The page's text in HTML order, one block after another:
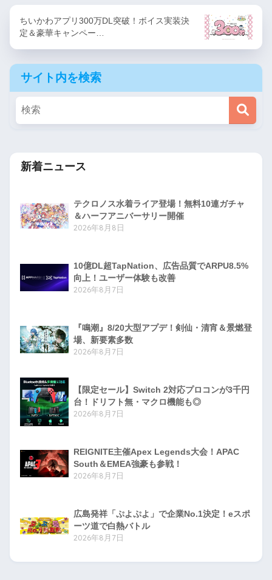
ちいかわアプリ300万DL突破！ボイス実装決
定＆豪華キャンペー…
サイト内を検索
新着ニュース
テクロノス水着ライア登場！無料10連ガチャ
＆ハーフアニバーサリー開催
2026年8月8日
10億DL超TapNation、広告品質でARPU8.5%
向上！ユーザー体験も改善
2026年8月7日
『鳴潮』8/20大型アプデ！剣仙・清宵＆景燃登
場、新要素多数
2026年8月7日
【限定セール】Switch 2対応プロコンが3千円
台！ドリフト無・マクロ機能も◎
2026年8月7日
REIGNITE主催Apex Legends大会！APAC
South＆EMEA強豪も参戦！
2026年8月7日
広島発祥「ぷよぷよ」で企業No.1決定！eスポ
ーツ道で白熱バトル
2026年8月7日